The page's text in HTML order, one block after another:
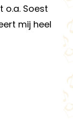
o.a. Soest
mij heel